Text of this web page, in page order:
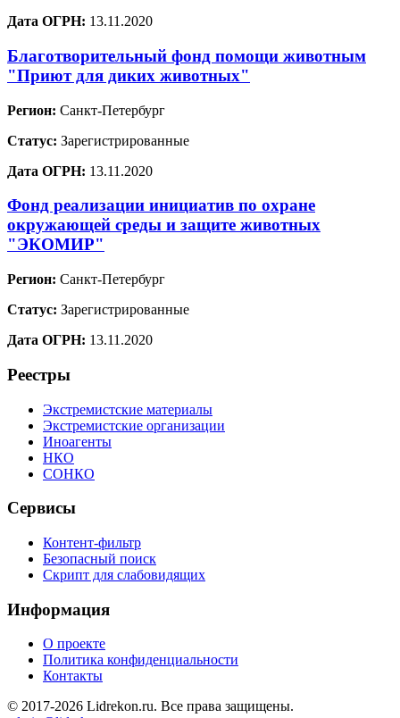
Дата ОГРН: 13.11.2020
Благотворительный фонд помощи животным
"Приют для диких животных"
Регион: Санкт-Петербург
Статус: Зарегистрированные
Дата ОГРН: 13.11.2020
Фонд реализации инициатив по охране
окружающей среды и защите животных
"ЭКОМИР"
Регион: Санкт-Петербург
Статус: Зарегистрированные
Дата ОГРН: 13.11.2020
Реестры
Экстремистские материалы
Экстремистские организации
Иноагенты
НКО
СОНКО
Сервисы
Контент-фильтр
Безопасный поиск
Скрипт для слабовидящих
Информация
О проекте
Политика конфиденциальности
Контакты
© 2017-2026 Lidrekon.ru. Все права защищены.